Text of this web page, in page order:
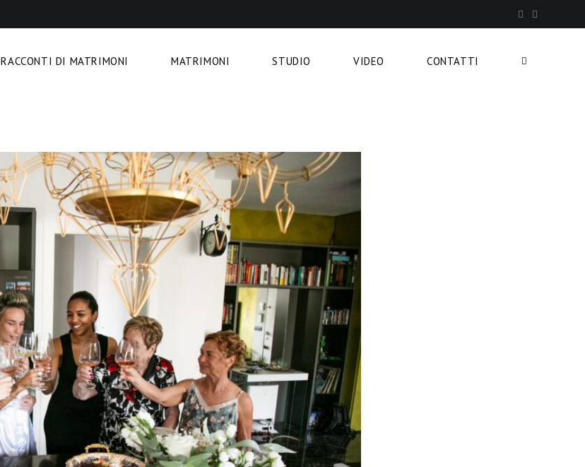
RACCONTI DI MATRIMONI MATRIMONI STUDIO VIDEO CONTATTI